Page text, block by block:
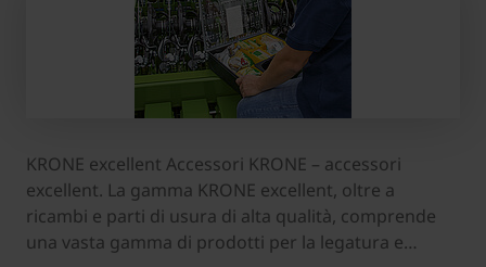
KRONE excellent Accessori KRONE – accessori
excellent. La gamma KRONE excellent, oltre a
ricambi e parti di usura di alta qualità, comprende
una vasta gamma di prodotti per la legatura e…